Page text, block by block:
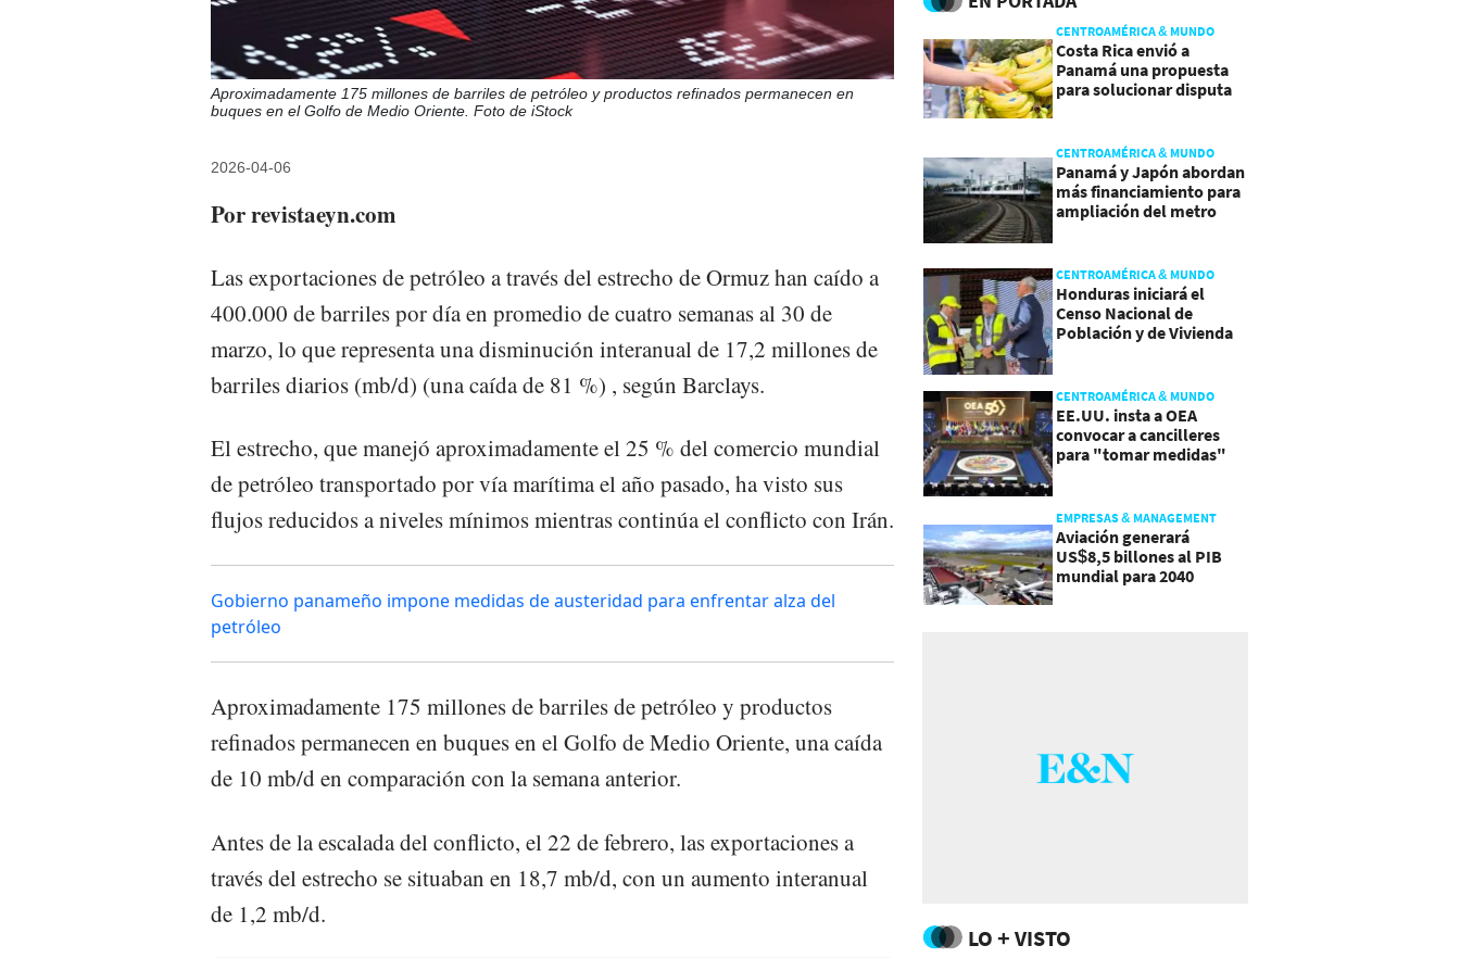
Aproximadamente 175 millones de barriles de petróleo y productos refinados permanecen en
buques en el Golfo de Medio Oriente. Foto de iStock
2026-04-06
Por revistaeyn.com
Las exportaciones de petróleo a través del estrecho de Ormuz han caído a
400.000 de barriles por día en promedio de cuatro semanas al 30 de
marzo, lo que representa una disminución interanual de 17,2 millones de
barriles diarios (mb/d) (una caída de 81 %) , según Barclays.
El estrecho, que manejó aproximadamente el 25 % del comercio mundial
de petróleo transportado por vía marítima el año pasado, ha visto sus
flujos reducidos a niveles mínimos mientras continúa el conflicto con Irán.
Gobierno panameño impone medidas de austeridad para enfrentar alza del
petróleo
Aproximadamente 175 millones de barriles de petróleo y productos
refinados permanecen en buques en el Golfo de Medio Oriente, una caída
de 10 mb/d en comparación con la semana anterior.
Antes de la escalada del conflicto, el 22 de febrero, las exportaciones a
través del estrecho se situaban en 18,7 mb/d, con un aumento interanual
de 1,2 mb/d.
CENTROAMÉRICA & MUNDO
Costa Rica envió a
Panamá una propuesta
para solucionar disputa
CENTROAMÉRICA & MUNDO
Panamá y Japón abordan
más financiamiento para
ampliación del metro
CENTROAMÉRICA & MUNDO
Honduras iniciará el
Censo Nacional de
Población y de Vivienda
CENTROAMÉRICA & MUNDO
EE.UU. insta a OEA
convocar a cancilleres
para "tomar medidas"
EMPRESAS & MANAGEMENT
Aviación generará
US$8,5 billones al PIB
mundial para 2040
LO + VISTO